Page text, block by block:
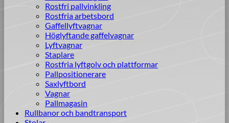
Rostfri pallvinkling
Rostfria arbetsbord
Gaffellyftvagnar
Höglyftande gaffelvagnar
Lyftvagnar
Staplare
Rostfria lyftgolv och plattformar
Pallpositionerare
Saxlyftbord
Vagnar
Pallmagasin
Rullbanor och bandtransport